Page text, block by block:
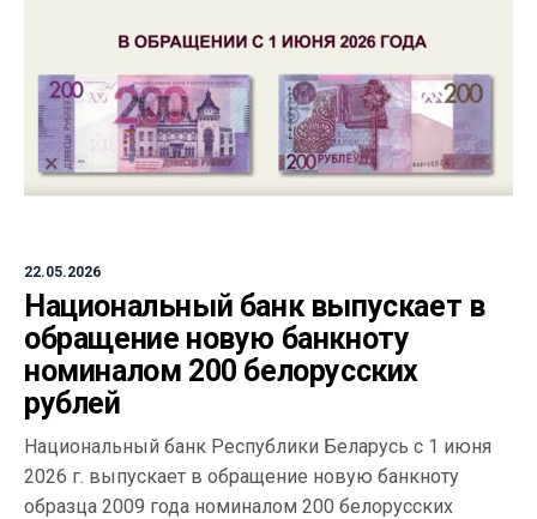
22.05.2026
Национальный банк выпускает в
обращение новую банкноту
номиналом 200 белорусских
рублей
Национальный банк Республики Беларусь с 1 июня
2026 г. выпускает в обращение новую банкноту
образца 2009 года номиналом 200 белорусских